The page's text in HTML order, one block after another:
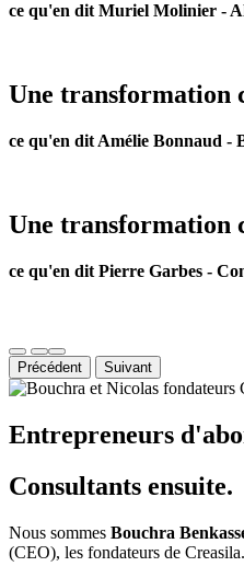
ce qu'en dit Muriel Molinier -
Une transformation
ce qu'en dit Amélie Bonnaud -
Une transformation
ce qu'en dit Pierre Garbes -
Précédent Suivant
Entrepreneurs
Consultants ensuite.
Nous sommes Bouchra
(CEO), les fondateurs de Creasila.